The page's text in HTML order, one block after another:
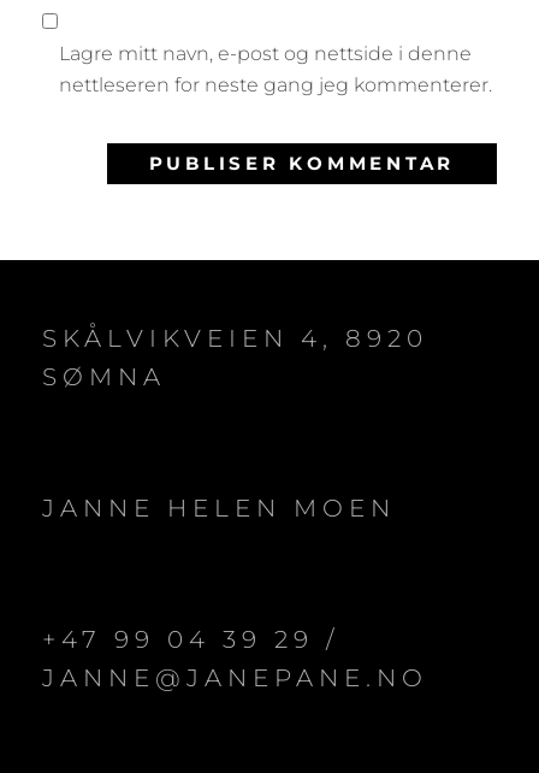
Lagre mitt navn, e-post og nettside i denne
nettleseren for neste gang jeg kommenterer.
SKÅLVIKVEIEN 4, 8920
SØMNA
JANNE HELEN MOEN
+47 99 04 39 29 /
JANNE@JANEPANE.NO